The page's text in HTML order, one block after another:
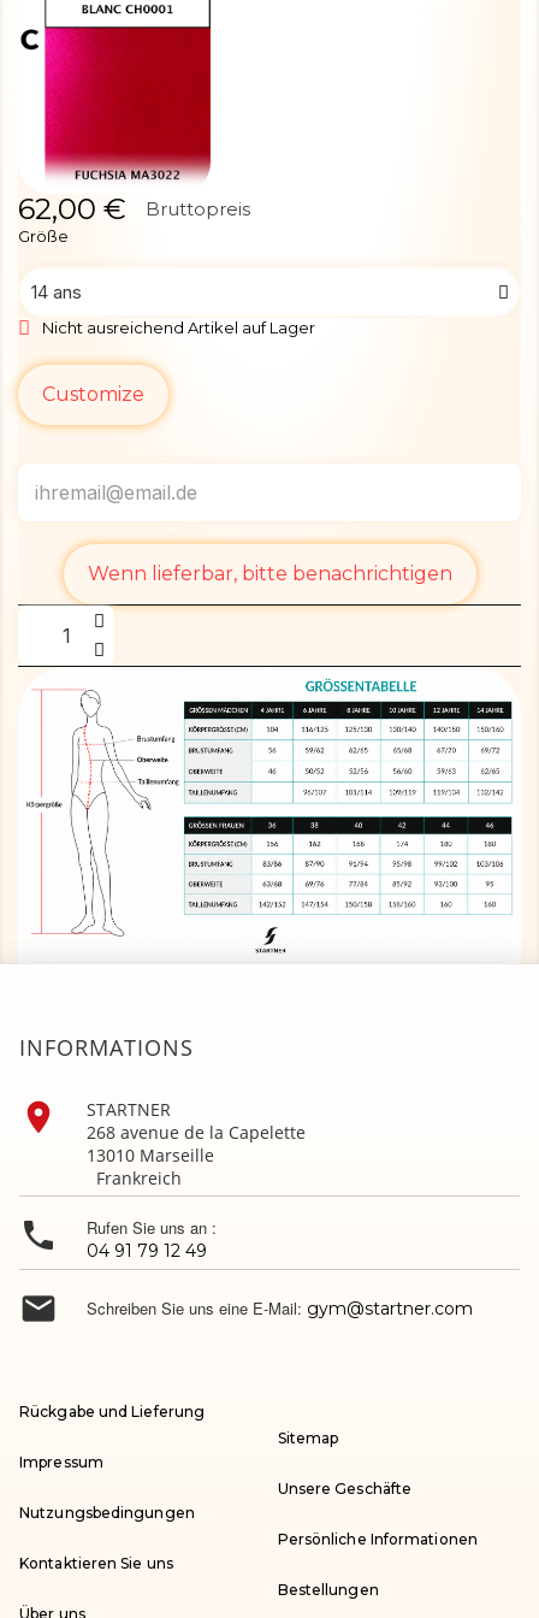
62,00 € Bruttopreis
Größe
Nicht ausreichend Artikel auf Lager
Customize
Wenn lieferbar, bitte benachrichtigen
INFORMATIONS

STARTNER
268 avenue de la Capelette
13010 Marseille
Frankreich
 Rufen Sie uns an :
04 91 79 12 49
 Schreiben Sie uns eine E-Mail: gym@startner.com
Rückgabe und Lieferung
Impressum
Nutzungsbedingungen
Kontaktieren Sie uns
Über uns
Sitemap
Unsere Geschäfte
Persönliche Informationen
Bestellungen